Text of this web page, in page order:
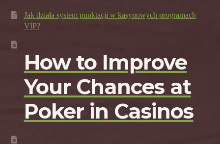
Jak działa system punktacji w kasynowych programach
VIP?
How to Improve
Your Chances at
Poker in Casinos